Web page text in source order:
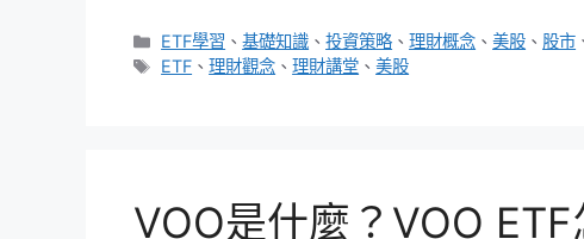
分
類
ETF學習 、基礎知識 、投資策略 、理財概念 、美股 、 股市
標
ETF 、理財觀念 、理財講堂 、美股
VOO是什麼？VOO